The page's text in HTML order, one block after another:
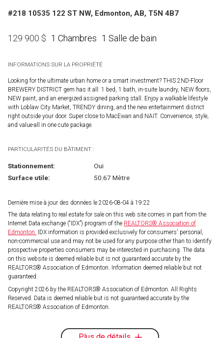
#218 10535 122 ST NW, Edmonton, AB, T5N 4B7
129 900 $ 1 Chambres 1 Salle de bain
INFORMATIONS SUR LA PROPRIÉTÉ
Looking for the ultimate urban home or a smart investment? THIS 2ND-Floor
BREWERY DISTRICT gem has it all: 1 bed, 1 bath, in-suite laundry, NEW floors,
NEW paint, and an energized assigned parking stall. Enjoy a walkable lifestyle
with Loblaw City Market, TRENDY dining, and the new entertainment district
right outside your door. Super close to MacEwan and NAIT. Convenience, style,
and value-all in one cute package.
PARTICULARITÉS DU BÂTIMENT :
Stationnement:
Oui
Surface utile:
50.67 Mètre
Dernière mise à jour des données le 2026-08-04 à 19:22
The data relating to real estate for sale on this web site comes in part from the
Internet Data exchange (“IDX”) program of the REALTORS® Association of
Edmonton. IDX information is provided exclusively for consumers' personal,
non-commercial use and may not be used for any purpose other than to identify
prospective properties consumers may be interested in purchasing. The data
on this website is deemed reliable but is not guaranteed accurate by the
REALTORS® Association of Edmonton. Information deemed reliable but not
guaranteed.
Copyright 2026 by the REALTORS® Association of Edmonton. All Rights
Reserved. Data is deemed reliable but is not guaranteed accurate by the
REALTORS® Association of Edmonton.